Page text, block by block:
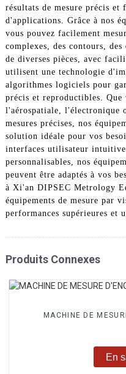
résultats de mesure précis et
d'applications. Grâce à nos
vous pouvez facilement
complexes, des contours,
de diverses pièces, avec
utilisent une technologie
algorithmes logiciels pour
précis et reproductibles. Que
l'aérospatiale, l'électronique
mesures précises, nos
solution idéale pour vos
interfaces utilisateur
personnalisables, nos
peuvent être adaptés à vos
à Xi'an DIPSEC Metrology
équipements de mesure par
performances supérieures et
Produits Connexes
MACHINE DE
En